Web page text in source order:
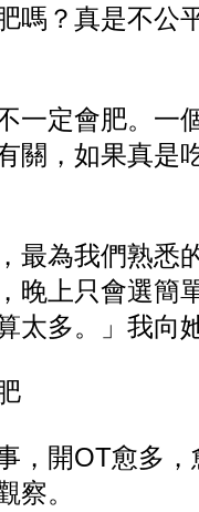
嗎？真是不公
一定會肥。一
關，如果真是
最為我們熟悉
晚上只會選簡
太多。」我向
，開OT愈多
察。